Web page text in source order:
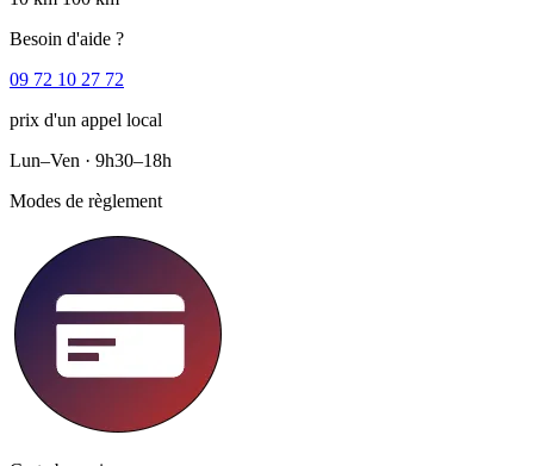
Besoin d'aide ?
09 72 10 27 72
prix d'un appel local
Lun–Ven · 9h30–18h
Modes de règlement